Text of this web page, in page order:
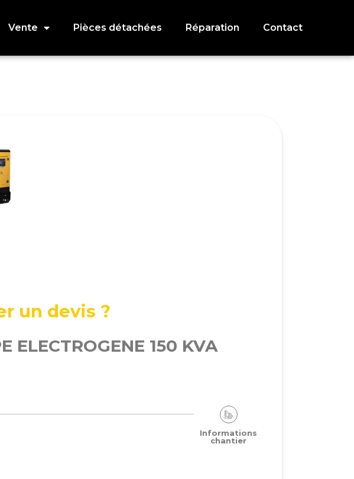
Vente Pièces détachées Réparation Contact
un devis ?
150 KVA
Informations
chantier